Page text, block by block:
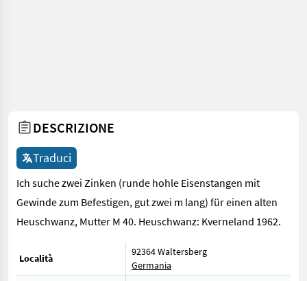
DESCRIZIONE
Traduci
Ich suche zwei Zinken (runde hohle Eisenstangen mit
Gewinde zum Befestigen, gut zwei m lang) für einen alten
Heuschwanz, Mutter M 40. Heuschwanz: Kverneland 1962.
Località
92364 Waltersberg
Germania